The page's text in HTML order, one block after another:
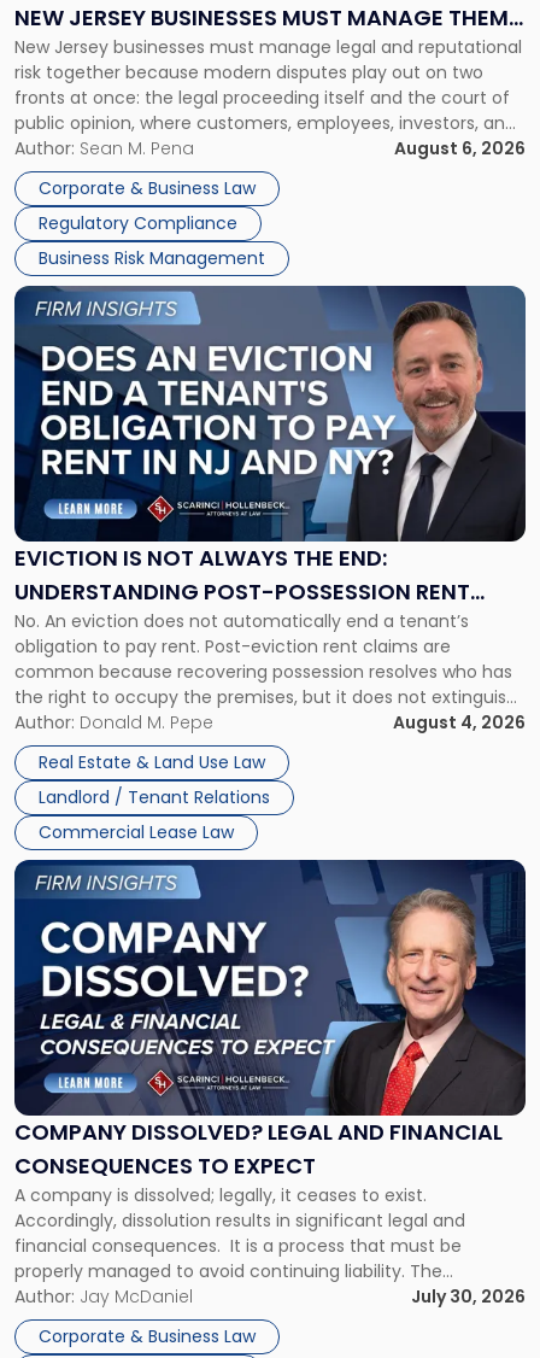
NEW JERSEY BUSINESSES MUST MANAGE THEM
TOGETHER
New Jersey businesses must manage legal and reputational
risk together because modern disputes play out on two
fronts at once: the legal proceeding itself and the court of
public opinion, where customers, employees, investors, and
business partners often reach conclusions long before a
judge or jury has had the opportunity to evaluate the facts.
Success […]
Author: Sean M. Pena
August 6, 2026
Corporate & Business Law
Regulatory Compliance
Business Risk Management
New
Jersey
Businesses
Must
Manage
Them
Together"
EVICTION IS NOT ALWAYS THE END:
UNDERSTANDING POST-POSSESSION RENT
CLAIMS IN NEW JERSEY AND NEW YORK
No. An eviction does not automatically end a tenant’s
obligation to pay rent. Post-eviction rent claims are
common because recovering possession resolves who has
the right to occupy the premises, but it does not extinguish
the tenant’s contractual obligations under the lease.
Whether unpaid or future rent remains owed depends on
three factors: the lease’s […]
Author: Donald M. Pepe
August 4, 2026
Real Estate & Land Use Law
Landlord / Tenant Relations
Commercial Lease Law
Link
post
with
title
"Eviction
Is
Not
Always
the
Understanding
Post-
Possession
Rent
Claims
in
New
Jersey
and
New
York"
COMPANY DISSOLVED? LEGAL AND FINANCIAL
CONSEQUENCES TO EXPECT
A company is dissolved; legally, it ceases to exist.
Accordingly, dissolution results in significant legal and
financial consequences. It is a process that must be
properly managed to avoid continuing liability. The
Corporate Dissolution Process Corporate dissolution is the
legal process of formally closing a corporation, paying its
debts and distributing the remaining assets. Most […]
Author: Jay McDaniel
July 30, 2026
Corporate & Business Law
Link
to
post
with
title
"Company
Dissolved?
Legal
and
Financial
to
Expect"